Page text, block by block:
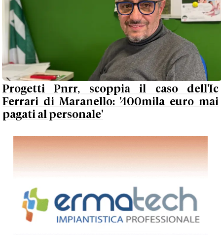
Progetti Pnrr, scoppia il caso dell'Ic
Ferrari di Maranello: '400mila euro mai
pagati al personale'